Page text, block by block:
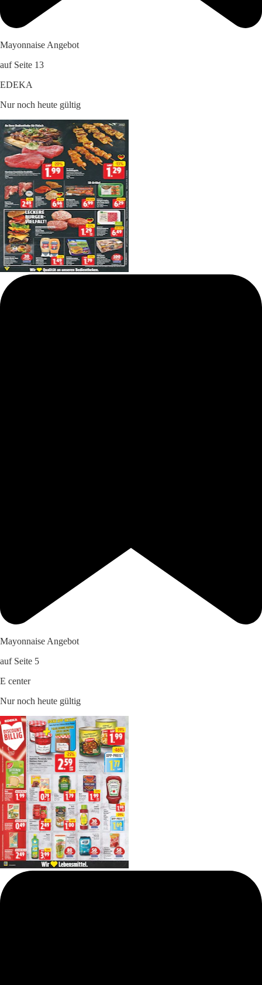
Mayonnaise Angebot
auf Seite 13
EDEKA
Nur noch heute gültig
Mayonnaise Angebot
auf Seite 5
E center
Nur noch heute gültig